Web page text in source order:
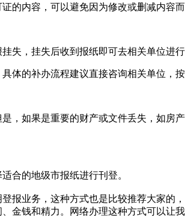
的内容，可以避免因为修改或删减内容而
失，挂失后收到报纸即可去相关单位进行
体的补办流程建议直接咨询相关单位，
，如果是重要的财产或文件丢失，如
合的地级市报纸进行刊登。‌
报业务，这种方式也是比较推荐大家
金钱和精力。网络办理这种方式可以让